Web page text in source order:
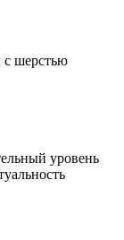
с шерстью
уровень